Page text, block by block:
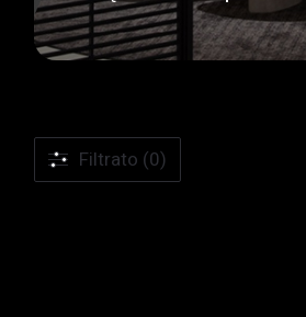
Filtrato (0)